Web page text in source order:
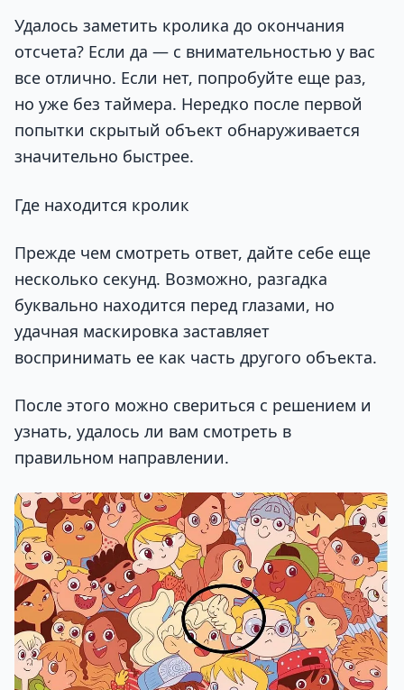
Удалось заметить кролика до окончания
отсчета? Если да — с внимательностью у вас
все отлично. Если нет, попробуйте еще раз,
но уже без таймера. Нередко после первой
попытки скрытый объект обнаруживается
значительно быстрее.
Где находится кролик
Прежде чем смотреть ответ, дайте себе еще
несколько секунд. Возможно, разгадка
буквально находится перед глазами, но
удачная маскировка заставляет
воспринимать ее как часть другого объекта.
После этого можно свериться с решением и
узнать, удалось ли вам смотреть в
правильном направлении.